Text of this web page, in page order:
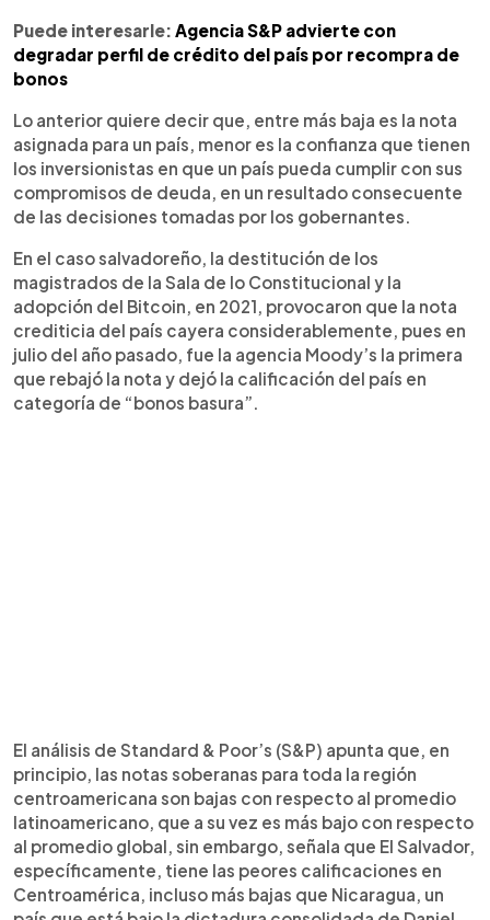
Puede interesarle: Agencia S&P advierte con
degradar perfil de crédito del país por recompra de
bonos
Lo anterior quiere decir que, entre más baja es la nota
asignada para un país, menor es la confianza que tienen
los inversionistas en que un país pueda cumplir con sus
compromisos de deuda, en un resultado consecuente
de las decisiones tomadas por los gobernantes.
En el caso salvadoreño, la destitución de los
magistrados de la Sala de lo Constitucional y la
adopción del Bitcoin, en 2021, provocaron que la nota
crediticia del país cayera considerablemente, pues en
julio del año pasado, fue la agencia Moody’s la primera
que rebajó la nota y dejó la calificación del país en
categoría de “bonos basura”.
El análisis de Standard & Poor’s (S&P) apunta que, en
principio, las notas soberanas para toda la región
centroamericana son bajas con respecto al promedio
latinoamericano, que a su vez es más bajo con respecto
al promedio global, sin embargo, señala que El Salvador,
específicamente, tiene las peores calificaciones en
Centroamérica, incluso más bajas que Nicaragua, un